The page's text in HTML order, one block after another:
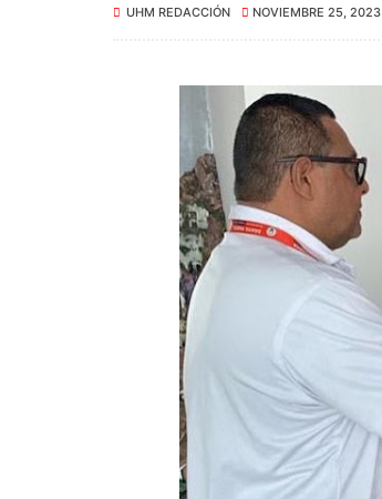
UHM REDACCIÓN NOVIEMBRE 25, 2023